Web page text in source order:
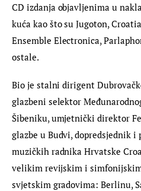
CD izdanja objavljenima u
kuća kao što su Jugoton,
Ensemble Electronica,
ostale.
Bio je stalni dirigent
glazbeni selektor
Šibeniku, umjetnički direktor
glazbe u Budvi, dopredsjednik i
muzičkih radnika Hrvatske
velikim revijskim i
svjetskim gradovima: Berlinu,